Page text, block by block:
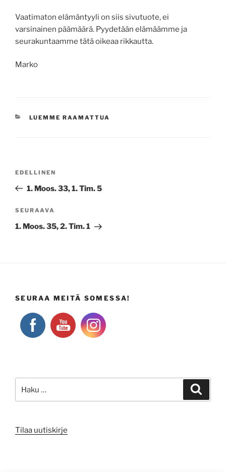
Vaatimaton elämäntyyli on siis sivutuote, ei
varsinainen päämäärä. Pyydetään elämäämme ja
seurakuntaamme tätä oikeaa rikkautta.
Marko
KATEGORIAT
LUEMME RAAMATTUA
Edellinen
artikkeli
EDELLINEN
1. Moos. 33, 1. Tim. 5
Seuraava
artikkeli
SEURAAVA
1. Moos. 35, 2. Tim. 1
SEURAA MEITÄ SOMESSA!
Tilaa uutiskirje